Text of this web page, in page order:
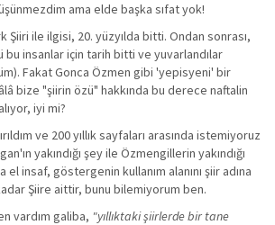
ama elde başka sıfat yok!
Şiiri ile ilgisi, 20. yüzyılda bitti. Ondan sonrası,
bu insanlar için tarih bitti ve yuvarlandılar
Fakat Gonca Özmen gibi 'yepisyeni' bir
bize "şiirin özü" hakkında bu derece naftalin
iyi mi?
ve 200 yıllık sayfaları arasında istemiyoruz
yakındığı şey ile Özmengillerin yakındığı
el insaf, göstergenin kullanım alanını şiir adına
Şiire aittir, bunu bilemiyorum ben.
vardım galiba, "yıllıktaki şiirlerde bir tane